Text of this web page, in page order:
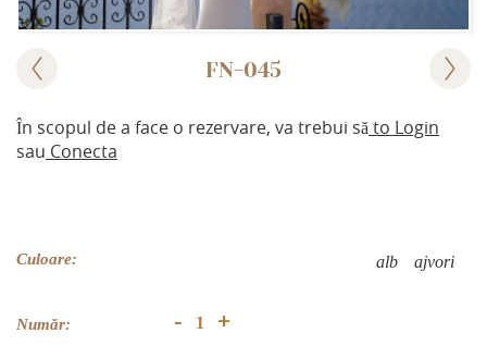
FN-045
În scopul de a face o rezervare, va trebui săto Login
sau Conecta
Culoare: аjvori
alb
Număr: - +